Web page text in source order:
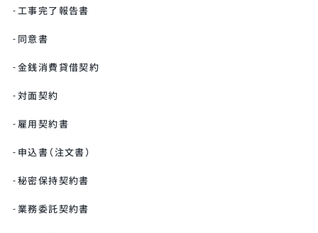
工事完了報告書
同意書
金銭消費貸借契約
対面契約
雇用契約書
申込書（注文書）
秘密保持契約書
業務委託契約書